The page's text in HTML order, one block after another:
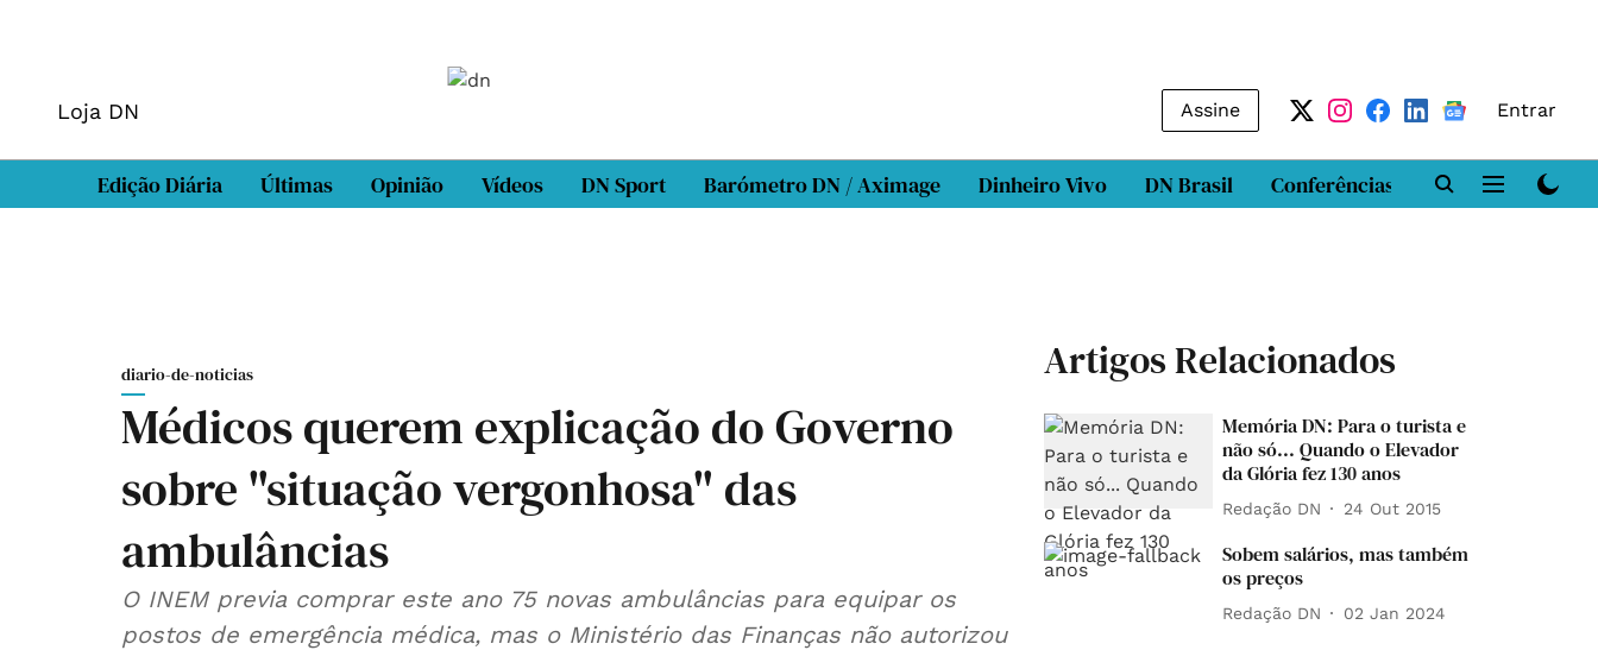
Loja DN Assine Entrar
Edição Diária Últimas Opinião Vídeos DN Sport Barómetro DN / Aximage Dinheiro Vivo DN Brasil Conferências DN LAB
diario-de-noticias
Médicos querem explicação do Governo
sobre "situação vergonhosa" das
ambulâncias
O INEM previa comprar este ano 75 novas ambulâncias para equipar os
postos de emergência médica, mas o Ministério das Finanças não autorizou
Artigos Relacionados
Memória DN: Para o turista e
não só... Quando o Elevador
da Glória fez 130 anos
Redação DN 24 Out 2015
Sobem salários, mas também
os preços
Redação DN 02 Jan 2024